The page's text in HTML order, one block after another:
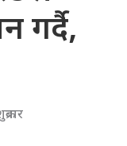
गर्दै,